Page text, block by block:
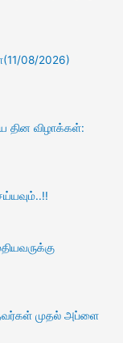
08/2026)
தின விழாக்கள்:
முதல் அப்ளை